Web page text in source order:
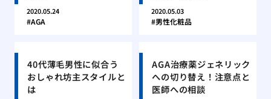
2020.05.24
AGA
2020.05.03
男性化粧品
40代薄毛男性に似合う
おしゃれ坊主スタイルと
は
AGA治療薬ジェネリック
への切り替え！注意点と
医師への相談